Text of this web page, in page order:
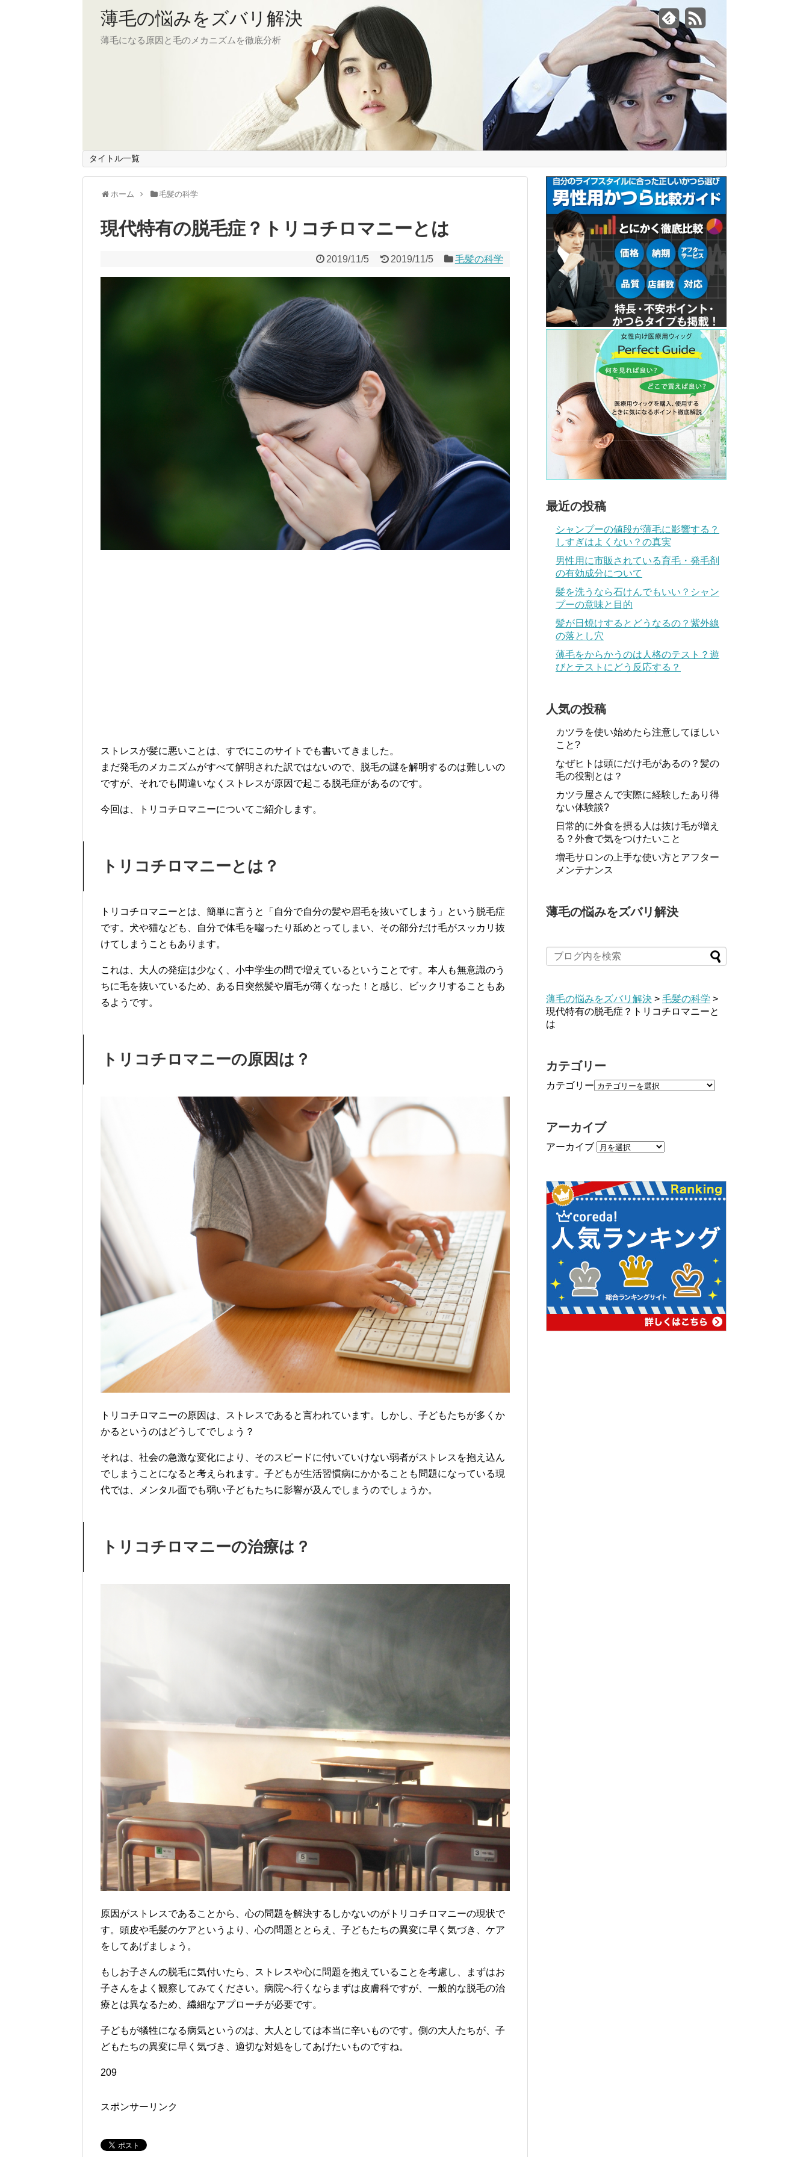
薄毛の悩みをズバリ解決
薄毛になる原因と毛のメカニズムを徹底分析
タイトル一覧
ホーム 毛髪の科学
現代特有の脱毛症？トリコチロマニーとは
2019/11/5 2019/11/5 毛髪の科学
ストレスが髪に悪いことは、すでにこのサイトでも書いてきました。
まだ発毛のメカニズムがすべて解明された訳ではないので、脱毛の謎を解明するのは難しいの
ですが、それでも間違いなくストレスが原因で起こる脱毛症があるのです。
今回は、トリコチロマニーについてご紹介します。
トリコチロマニーとは？
トリコチロマニーとは、簡単に言うと「自分で自分の髪や眉毛を抜いてしまう」という脱毛症
です。犬や猫なども、自分で体毛を囓ったり舐めとってしまい、その部分だけ毛がスッカリ抜
けてしまうこともあります。
これは、大人の発症は少なく、小中学生の間で増えているということです。本人も無意識のう
ちに毛を抜いているため、ある日突然髪や眉毛が薄くなった！と感じ、ビックリすることもあ
るようです。
トリコチロマニーの原因は？
トリコチロマニーの原因は、ストレスであると言われています。しかし、子どもたちが多くか
かるというのはどうしてでしょう？
それは、社会の急激な変化により、そのスピードに付いていけない弱者がストレスを抱え込ん
でしまうことになると考えられます。子どもが生活習慣病にかかることも問題になっている現
代では、メンタル面でも弱い子どもたちに影響が及んでしまうのでしょうか。
トリコチロマニーの治療は？
原因がストレスであることから、心の問題を解決するしかないのがトリコチロマニーの現状で
す。頭皮や毛髪のケアというより、心の問題ととらえ、子どもたちの異変に早く気づき、ケア
をしてあげましょう。
もしお子さんの脱毛に気付いたら、ストレスや心に問題を抱えていることを考慮し、まずはお
子さんをよく観察してみてください。病院へ行くならまずは皮膚科ですが、一般的な脱毛の治
療とは異なるため、繊細なアプローチが必要です。
子どもが犠牲になる病気というのは、大人としては本当に辛いものです。側の大人たちが、子
どもたちの異変に早く気づき、適切な対処をしてあげたいものですね。
209
スポンサーリンク
最近の投稿
シャンプーの値段が薄毛に影響する？
しすぎはよくない？の真実
男性用に市販されている育毛・発毛剤
の有効成分について
髪を洗うなら石けんでもいい？シャン
プーの意味と目的
髪が日焼けするとどうなるの？紫外線
の落とし穴
薄毛をからかうのは人格のテスト？遊
びとテストにどう反応する？
人気の投稿
カツラを使い始めたら注意してほしい
こと?
なぜヒトは頭にだけ毛があるの？髪の
毛の役割とは？
カツラ屋さんで実際に経験したあり得
ない体験談?
日常的に外食を摂る人は抜け毛が増え
る？外食で気をつけたいこと
増毛サロンの上手な使い方とアフター
メンテナンス
薄毛の悩みをズバリ解決
薄毛の悩みをズバリ解決 > 毛髪の科学 >
現代特有の脱毛症？トリコチロマニーと
は
カテゴリー
カテゴリー
アーカイブ
アーカイブ